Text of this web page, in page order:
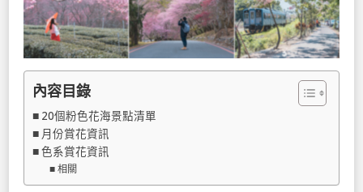
內容目錄
20個粉色花海景點清單
月份賞花資訊
色系賞花資訊
相關